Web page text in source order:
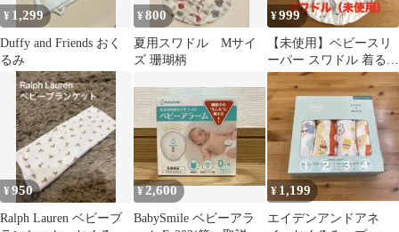
¥ 1,299
Duffy and Friends おく
るみ
¥800
夏用スワドル Mサイ
ズ 珊瑚柄
¥999
【未使用】ベビースリ
ーパー スワドル 着るお
くるみ コットン製
¥950
Ralph Lauren ベビーブ
¥2,600
BabySmile ベビーアラ
¥ 1,199
エイデンアンドアネ